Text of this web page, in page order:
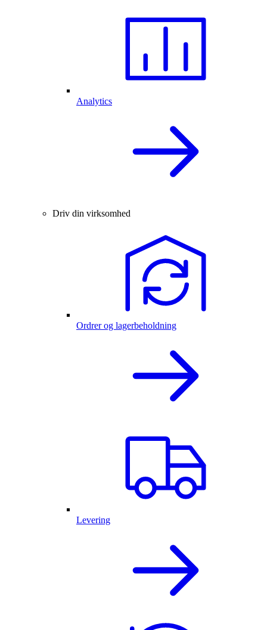
Analytics
Driv din virksomhed
Ordrer og lagerbeholdning
Levering